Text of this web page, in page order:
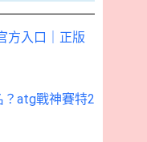
方入口｜正版
atg戰神賽特2